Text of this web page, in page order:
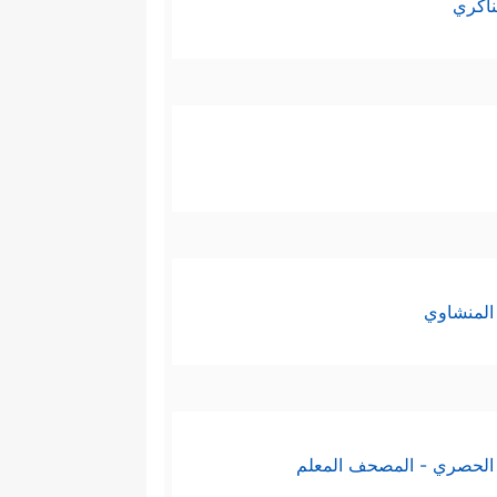
الحصري - المصحف المعلم